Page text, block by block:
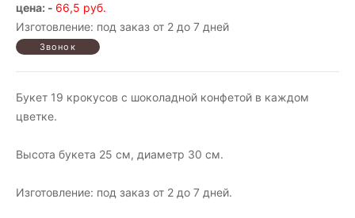
цена: - 66,5 руб.
Изготовление: под заказ от 2 до 7 дней
Букет 19 крокусов с шоколадной конфетой в каждом
цветке.
Высота букета 25 см, диаметр 30 см.
Изготовление: под заказ от 2 до 7 дней.